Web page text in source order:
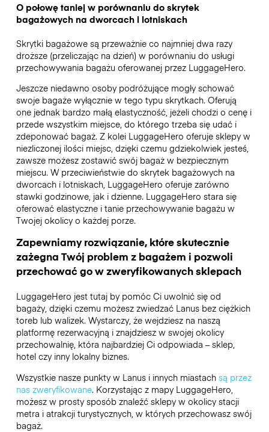
O połowę taniej w porównaniu do skrytek
bagażowych na dworcach i lotniskach
Skrytki bagażowe są przeważnie co najmniej dwa razy
droższe (przeliczając na dzień) w porównaniu do usługi
przechowywania bagażu oferowanej przez LuggageHero.
Jeszcze niedawno osoby podróżujące mogły schować
swoje bagaże wyłącznie w tego typu skrytkach. Oferują
one jednak bardzo małą elastyczność, jeżeli chodzi o cenę i
przede wszystkim miejsce, do którego trzeba się udać i
zdeponować bagaż. Z kolei LuggageHero oferuje sklepy w
niezliczonej ilości miejsc, dzięki czemu gdziekolwiek jesteś,
zawsze możesz zostawić swój bagaż w bezpiecznym
miejscu. W przeciwieństwie do skrytek bagażowych na
dworcach i lotniskach, LuggageHero oferuje zarówno
stawki godzinowe, jak i dzienne. LuggageHero stara się
oferować elastyczne i tanie przechowywanie bagażu w
Twojej okolicy o każdej porze.
Zapewniamy rozwiązanie, które skutecznie
zażegna Twój problem z bagażem i pozwoli
przechować go w zweryfikowanych sklepach
LuggageHero jest tutaj by pomóc Ci uwolnić się od
bagaży, dzięki czemu możesz zwiedzać Lanus bez ciężkich
toreb lub walizek. Wystarczy, że wejdziesz na naszą
platformę rezerwacyjną i znajdziesz w swojej okolicy
przechowalnię, która najbardziej Ci odpowiada – sklep,
hotel czy inny lokalny biznes.
Wszystkie nasze punkty w Lanus i innych miastach są przez
nas zweryfikowane. Korzystając z mapy LuggageHero,
możesz w prosty sposób znaleźć sklepy w okolicy stacji
metra i atrakcji turystycznych, w których przechowasz swój
bagaż.